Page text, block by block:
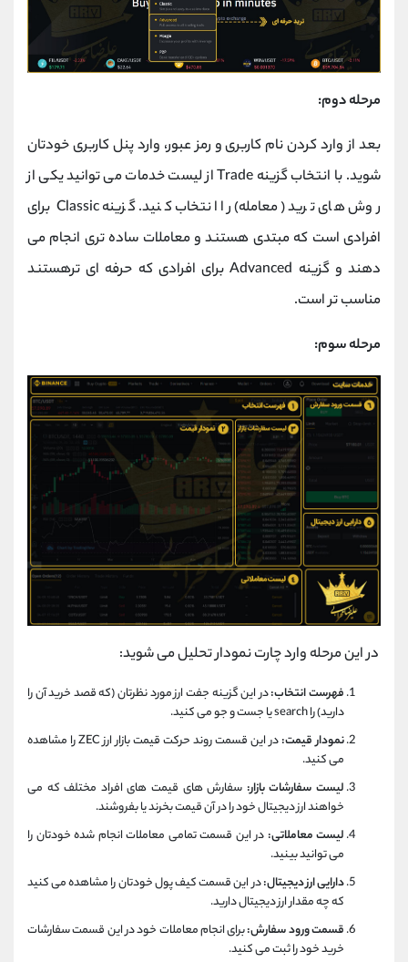
مرحله دوم:
بعد از وارد کردن نام کاربری و رمز عبور، وارد پنل کاربری خودتان
شوید. با انتخاب گزینه Trade از لیست خدمات می توانید یکی از
روش های ترید (معامله) را انتخاب کنید. گزینه Classic برای
افرادی است که مبتدی هستند و معاملات ساده تری انجام می
دهند و گزینه Advanced برای افرادی که حرفه ای ترهستند
مناسب تر است.
مرحله سوم:
در این مرحله وارد چارت نمودار تحلیل می شوید:
فهرست انتخاب:در این گزینه جفت ارز مورد نظرتان (که قصد خرید آن را
دارید) را search یا جست و جو می کنید.
نمودار قیمت:
در این قسمت روند حرکت قیمت بازار ارز ZEC را مشاهده
می کنید.
لیست سفارشات بازار: سفارش های قیمت های افراد مختلف که می
خواهند ارز دیجیتال خود را در آن قیمت بخرند یا بفروشند.
لیست معاملاتی: در این قسمت تمامی معاملات انجام شده خودتان را
می توانید بینید.
دارایی ارز دیجیتال:در این قسمت کیف پول خودتان را مشاهده می کنید
که چه مقدار ارز دیجیتال دارید.
قسمت ورود سفارش:برای انجام معاملات خود در این قسمت سفارشات
خرید خود را ثبت می کنید.